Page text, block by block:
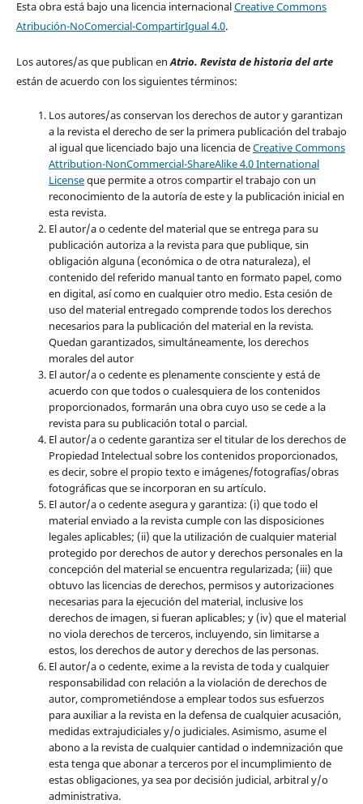
Esta obra está bajo una licencia internacionalCreative Commons
Atribución-NoComercial-CompartirIgual 4.0.
Los autores/as que publican enAtrio. Revista de historia del arte
están de acuerdo con los siguientes términos:
Los autores/as conservan los derechos de autor y garantizan
a la revista el derecho de ser la primera publicación del trabajo
al igual que licenciado bajo una licencia deCreative Commons
Attribution-NonCommercial-ShareAlike 4.0 International
Licenseque permite a otros compartir el trabajo con un
reconocimiento de la autoría de este y la publicación inicial en
esta revista.
El autor/a o cedente del material que se entrega para su
publicación autoriza a la revista para que publique, sin
obligación alguna (económica o de otra naturaleza), el
contenido del referido manual tanto en formato papel, como
en digital, así como en cualquier otro medio. Esta cesión de
uso del material entregado comprende todos los derechos
necesarios para la publicación del material en la revista.
Quedan garantizados, simultáneamente, los derechos
morales del autor
El autor/a o cedente es plenamente consciente y está de
acuerdo con que todos o cualesquiera de los contenidos
proporcionados, formarán una obra cuyo uso se cede a la
revista para su publicación total o parcial.
El autor/a o cedente garantiza ser el titular de los derechos de
Propiedad Intelectual sobre los contenidos proporcionados,
es decir, sobre el propio texto e imágenes/fotografías/obras
fotográficas que se incorporan en su artículo.
El autor/a o cedente asegura y garantiza: (i) que todo el
material enviado a la revista cumple con las disposiciones
legales aplicables; (ii) que la utilización de cualquier material
protegido por derechos de autor y derechos personales en la
concepción del material se encuentra regularizada; (iii) que
obtuvo las licencias de derechos, permisos y autorizaciones
necesarias para la ejecución del material, inclusive los
derechos de imagen, si fueran aplicables; y (iv) que el material
no viola derechos de terceros, incluyendo, sin limitarse a
estos, los derechos de autor y derechos de las personas.
El autor/a o cedente, exime a la revista de toda y cualquier
responsabilidad con relación a la violación de derechos de
autor, comprometiéndose a emplear todos sus esfuerzos
para auxiliar a la revista en la defensa de cualquier acusación,
medidas extrajudiciales y/o judiciales. Asimismo, asume el
abono a la revista de cualquier cantidad o indemnización que
esta tenga que abonar a terceros por el incumplimiento de
estas obligaciones, ya sea por decisión judicial, arbitral y/o
administrativa.